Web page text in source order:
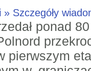
» Szczegóły
ponad
pierwszym